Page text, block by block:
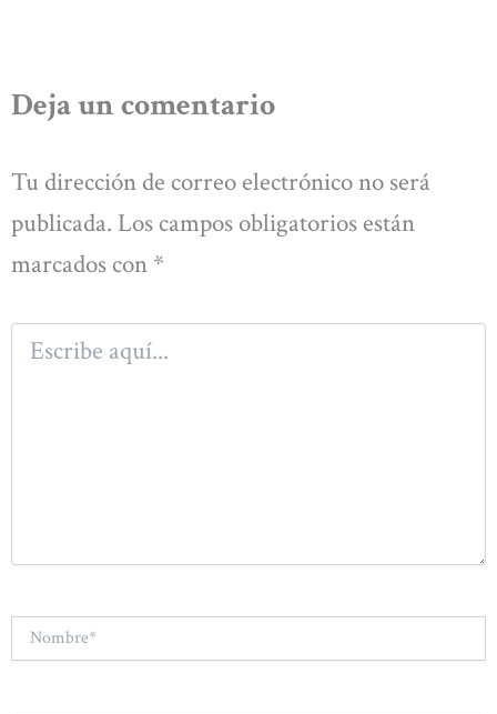
Deja un comentario
Tu dirección de correo electrónico no será
publicada. Los campos obligatorios están
marcados con *
Escribe
aquí...
Nombre*